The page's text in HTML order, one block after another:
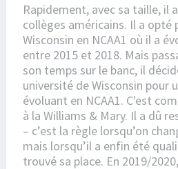
Rapidement, avec sa taille, il
collèges américains. Il a
Wisconsin en NCAA1 où il a
entre 2015 et 2018. Mais
son temps sur le banc, il
université de Wisconsin pour
évoluant en NCAA1. C'est
à la Williams & Mary. Il a dû
– c’est la règle lorsqu’on
mais lorsqu’il a enfin été
trouvé sa place. En 2019/